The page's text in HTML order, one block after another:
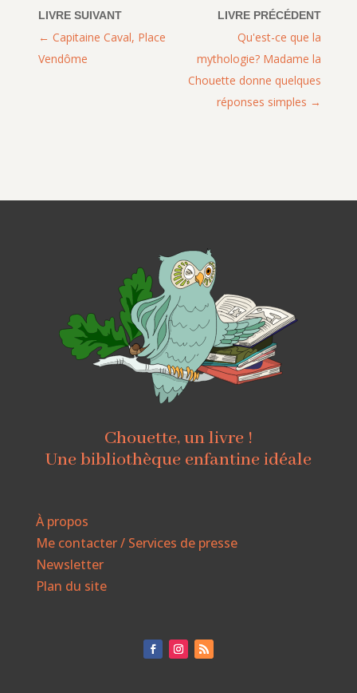
Qu'est-ce que la
mythologie? Madame la
Chouette donne quelques
réponses simples
Capitaine Caval, Place
Vendôme
Chouette, un livre !
Une bibliothèque enfantine idéale
À propos
Me contacter / Services de presse
Newsletter
Plan du site